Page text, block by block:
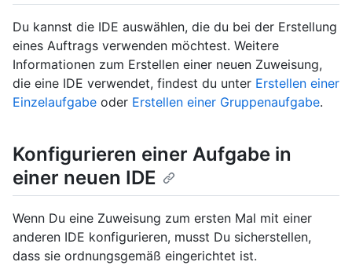
Du kannst die IDE auswählen, die du bei der Erstellung
eines Auftrags verwenden möchtest. Weitere
Informationen zum Erstellen einer neuen Zuweisung,
die eine IDE verwendet, findest du unter Erstellen einer
Einzelaufgabe oder Erstellen einer Gruppenaufgabe.
Konfigurieren einer Aufgabe in
einer neuen IDE
Wenn Du eine Zuweisung zum ersten Mal mit einer
anderen IDE konfigurieren, musst Du sicherstellen,
dass sie ordnungsgemäß eingerichtet ist.